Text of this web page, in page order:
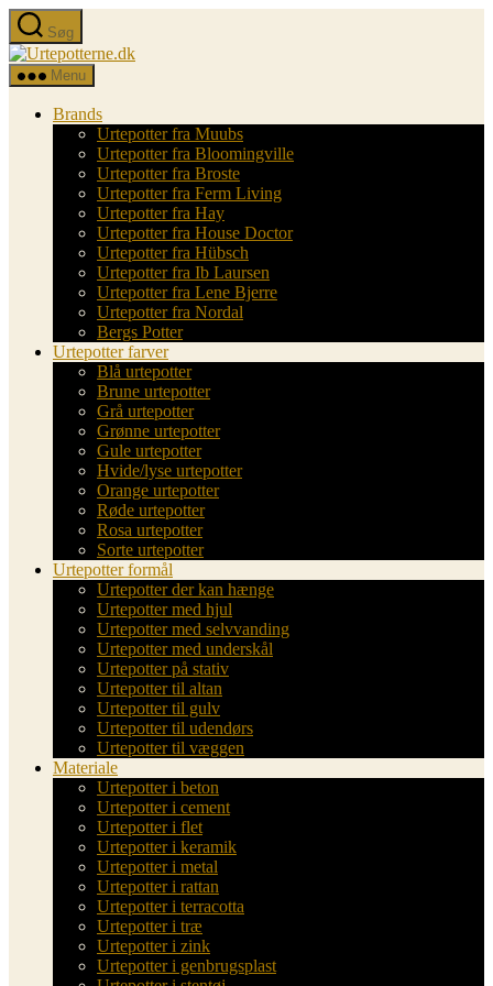
Spring
til
indholdet
Søg
Urtepotterne.dk
Menu
Brands
Urtepotter fra Muubs
Urtepotter fra Bloomingville
Urtepotter fra Broste
Urtepotter fra Ferm Living
Urtepotter fra Hay
Urtepotter fra House Doctor
Urtepotter fra Hübsch
Urtepotter fra Ib Laursen
Urtepotter fra Lene Bjerre
Urtepotter fra Nordal
Bergs Potter
Urtepotter farver
Blå urtepotter
Brune urtepotter
Grå urtepotter
Grønne urtepotter
Gule urtepotter
Hvide/lyse urtepotter
Orange urtepotter
Røde urtepotter
Rosa urtepotter
Sorte urtepotter
Urtepotter formål
Urtepotter der kan hænge
Urtepotter med hjul
Urtepotter med selvvanding
Urtepotter med underskål
Urtepotter på stativ
Urtepotter til altan
Urtepotter til gulv
Urtepotter til udendørs
Urtepotter til væggen
Materiale
Urtepotter i beton
Urtepotter i cement
Urtepotter i flet
Urtepotter i keramik
Urtepotter i metal
Urtepotter i rattan
Urtepotter i terracotta
Urtepotter i træ
Urtepotter i zink
Urtepotter i genbrugsplast